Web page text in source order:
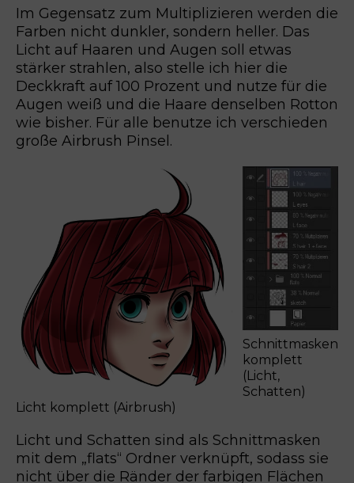
Im Gegensatz zum Multiplizieren werden die
Farben nicht dunkler, sondern heller. Das
Licht auf Haaren und Augen soll etwas
stärker strahlen, also stelle ich hier die
Deckkraft auf 100 Prozent und nutze für die
Augen weiß und die Haare denselben Rotton
wie bisher. Für alle benutze ich verschieden
große Airbrush Pinsel.
Licht komplett (Airbrush)
Schnittmasken
komplett
(Licht,
Schatten)
Licht und Schatten sind als Schnittmasken
mit dem „flats“ Ordner verknüpft, sodass sie
nicht über die Ränder der farbigen Flächen